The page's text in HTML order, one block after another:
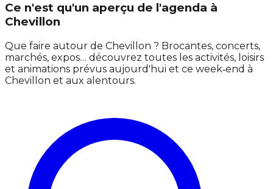
Ce n'est qu'un aperçu de l'agenda à
Chevillon
Que faire autour de Chevillon ? Brocantes, concerts,
marchés, expos… découvrez toutes les activités, loisirs
et animations prévus aujourd'hui et ce week‑end à
Chevillon et aux alentours.